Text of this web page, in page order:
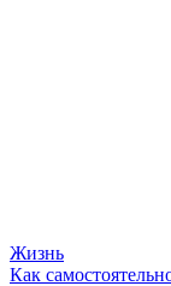
Жизнь
Как